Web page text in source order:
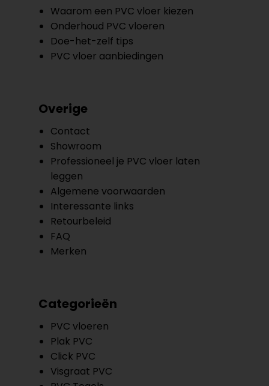
Waarom een PVC vloer kiezen
Onderhoud PVC vloeren
Doe-het-zelf tips
PVC vloer aanbiedingen
Overige
Contact
Showroom
Professioneel je PVC vloer laten
leggen
Algemene voorwaarden
Interessante links
Retourbeleid
FAQ
Merken
Categorieën
PVC vloeren
Plak PVC
Click PVC
Visgraat PVC